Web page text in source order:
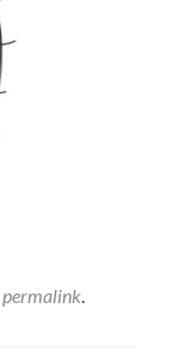
permalink.